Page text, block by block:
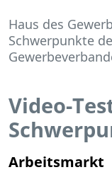
Haus des
Schwerpunkte
Video-
Arbeitsmarkt